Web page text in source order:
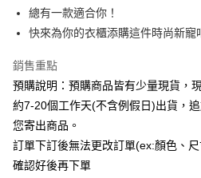
Google Pay
【關於「AFTEE先享後付」】
AFTEE先享後付是「在收到商品之後才付
便利好安心！
１．簡單：不需註冊會員、不需綁卡、不需
２．便利：只要手機號碼，簡訊認證，即可
ATM付款
運送方式
總有一款適合你！
快來為你的衣櫃添購這件時尚新寵
銷售重點
預購說明：預購商品皆有少量現貨，
約7-20個工作天(不含例假日)出貨，
您寄出商品。
訂單下訂後無法更改訂單(ex:顏色、
確認好後再下單